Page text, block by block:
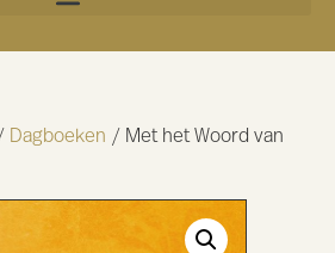
Dagboeken / Met het Woord van